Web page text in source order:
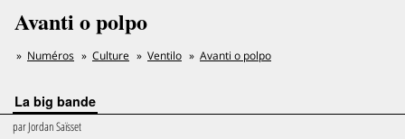
Avanti o polpo
Numéros Culture Ventilo Avanti o polpo
La big bande
parJordan Saïsset